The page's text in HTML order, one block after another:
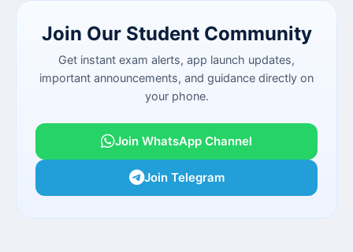
Join Our Student Community
Get instant exam alerts, app launch updates,
important announcements, and guidance directly on
your phone.
Join WhatsApp Channel
Join Telegram